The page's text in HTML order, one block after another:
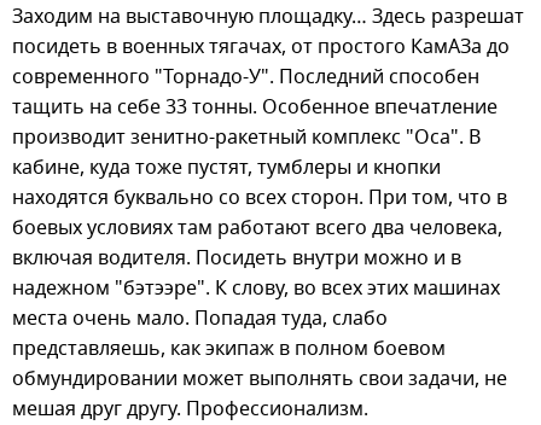
Заходим на выставочную площадку… Здесь разрешат
посидеть в военных тягачах, от простого КамАЗа до
современного "Торнадо-У". Последний способен
тащить на себе 33 тонны. Особенное впечатление
производит зенитно-ракетный комплекс "Оса". В
кабине, куда тоже пустят, тумблеры и кнопки
находятся буквально со всех сторон. При том, что в
боевых условиях там работают всего два человека,
включая водителя. Посидеть внутри можно и в
надежном "бэтээре". К слову, во всех этих машинах
места очень мало. Попадая туда, слабо
представляешь, как экипаж в полном боевом
обмундировании может выполнять свои задачи, не
мешая друг другу. Профессионализм.